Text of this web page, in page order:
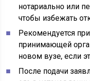
нотариально или
чтобы избежать
Рекомендуется
принимающей
новом вузе, если
После подачи